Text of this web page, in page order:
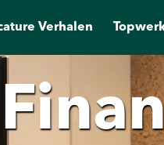
Verhalen